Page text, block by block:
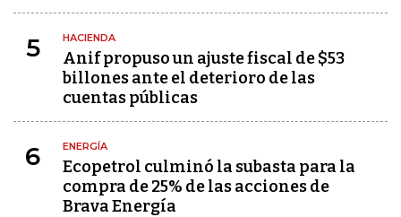
5 HACIENDA
Anif propuso un ajuste fiscal de $53
billones ante el deterioro de las
cuentas públicas
6 ENERGÍA
Ecopetrol culminó la subasta para la
compra de 25% de las acciones de
Brava Energía